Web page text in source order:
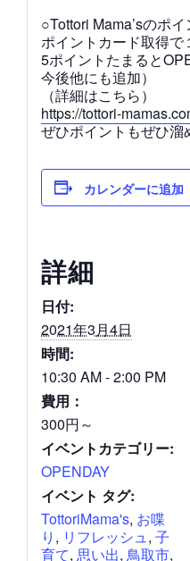
○Tottori Mama’sのポ
ポイントカード取得で
5ポイントたまると
今後他にも追加）
（詳細はこちら）
https://tottori-
ぜひポイントもぜひ
カレンダーに追加
詳細
日付:
2021年3月4日
時間:
10:30 AM - 2:00 PM
費用：
300円～
イベントカテゴリー:
OPENDAY
イベント タグ:
TottoriMama's, お喋
り , リフレッシュ, 子
育て, 思い出, 鳥取市,